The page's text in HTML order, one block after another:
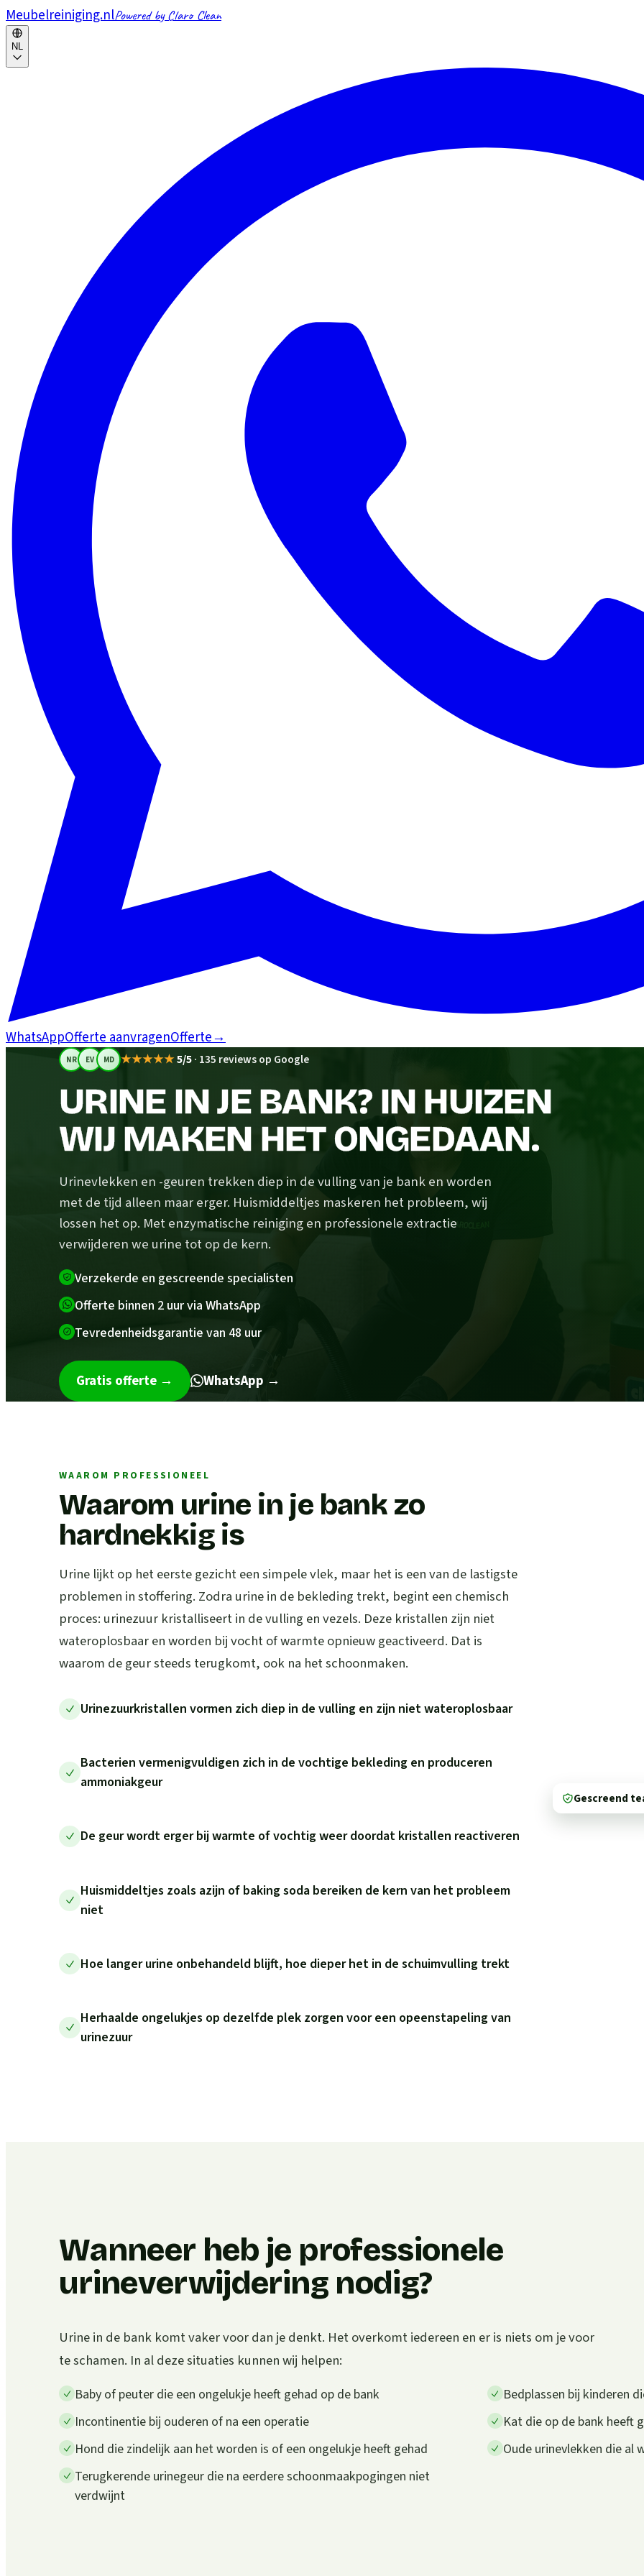
Meubelreiniging.nlPowered by Claro Clean
NL
WhatsAppOfferte aanvragenOfferte→
NR EV MD ★★★★★5/5· 135 reviews op Google
URINE IN JE BANK? IN HUIZEN
WIJ MAKEN HET ONGEDAAN.
Urinevlekken en -geuren trekken diep in de vulling van je bank en worden
met de tijd alleen maar erger. Huismiddeltjes maskeren het probleem, wij
lossen het op. Met enzymatische reiniging en professionele extractie
verwijderen we urine tot op de kern.
Verzekerde en gescreende specialisten
Offerte binnen 2 uur via WhatsApp
Tevredenheidsgarantie van 48 uur
Gratis offerte → WhatsApp →
WAAROM PROFESSIONEEL
Waarom urine in je bank zo
hardnekkig is
Urine lijkt op het eerste gezicht een simpele vlek, maar het is een van de lastigste
problemen in stoffering. Zodra urine in de bekleding trekt, begint een chemisch
proces: urinezuur kristalliseert in de vulling en vezels. Deze kristallen zijn niet
wateroplosbaar en worden bij vocht of warmte opnieuw geactiveerd. Dat is
waarom de geur steeds terugkomt, ook na het schoonmaken.
Urinezuurkristallen vormen zich diep in de vulling en zijn niet wateroplosbaar
Bacterien vermenigvuldigen zich in de vochtige bekleding en produceren
ammoniakgeur
De geur wordt erger bij warmte of vochtig weer doordat kristallen reactiveren
Huismiddeltjes zoals azijn of baking soda bereiken de kern van het probleem
niet
Hoe langer urine onbehandeld blijft, hoe dieper het in de schuimvulling trekt
Herhaalde ongelukjes op dezelfde plek zorgen voor een opeenstapeling van
urinezuur
Gescreend
Wanneer heb je professionele
urineverwijdering nodig?
Urine in de bank komt vaker voor dan je denkt. Het overkomt iedereen en er is niets om je voor
te schamen. In al deze situaties kunnen wij helpen:
Baby of peuter die een ongelukje heeft gehad op de bank
Bedplassen bij kinderen
Incontinentie bij ouderen of na een operatie
Kat die op de bank heeft
Hond die zindelijk aan het worden is of een ongelukje heeft gehad
Oude urinevlekken die al
Terugkerende urinegeur die na eerdere schoonmaakpogingen niet
verdwijnt